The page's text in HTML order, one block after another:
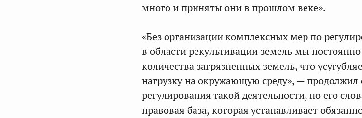
много и приняты они в прошлом веке».
«Без организации комплексных мер по
в области рекультивации земель мы
количества загрязненных земель, что
нагрузку на окружающую среду», — продолжил
регулирования такой деятельности, по его
правовая база, которая устанавливает